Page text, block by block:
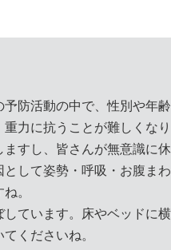
防活動の中で、性別や年
力に抗うことが難しくな
すし、皆さんが無意識に
して姿勢・呼吸・お腹ま
。
ています。床やベッドに
くださいね。